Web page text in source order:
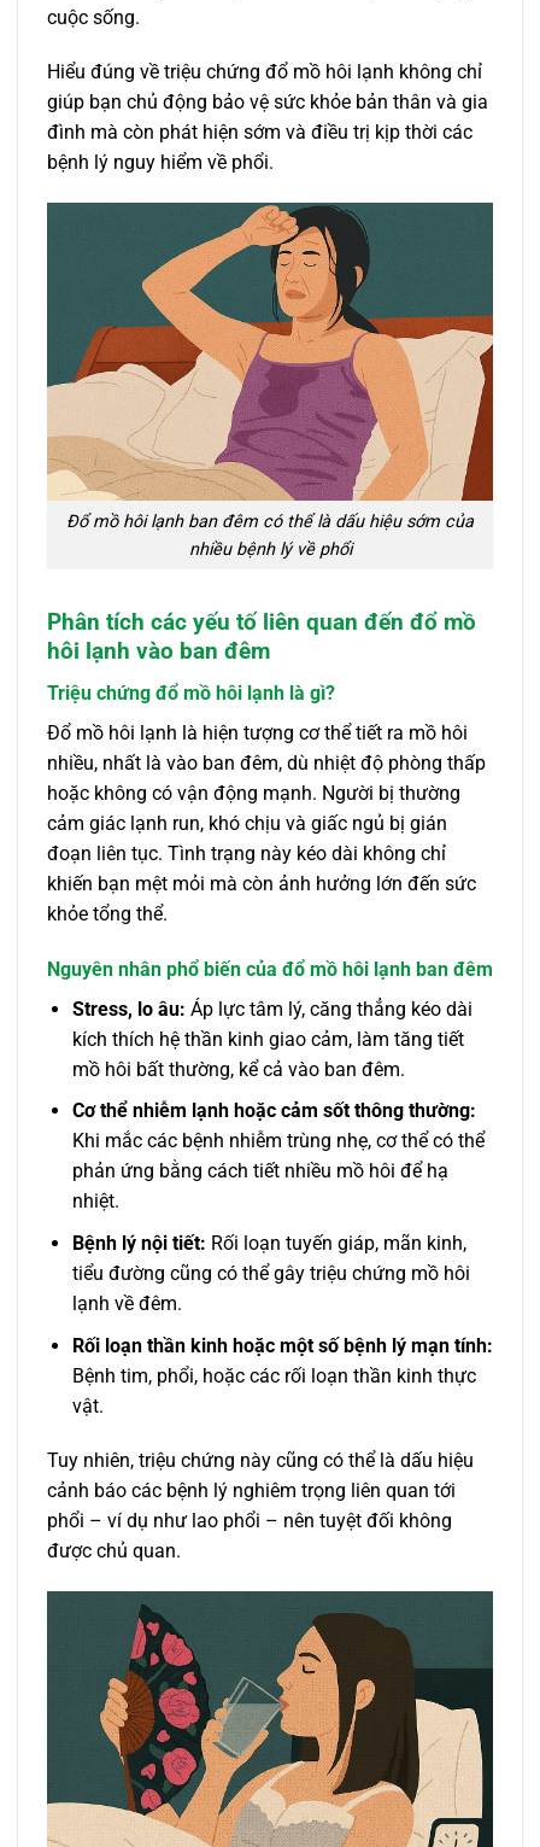
cuộc sống.
Hiểu đúng về triệu chứng đổ mồ hôi lạnh không chỉ
giúp bạn chủ động bảo vệ sức khỏe bản thân và gia
đình mà còn phát hiện sớm và điều trị kịp thời các
bệnh lý nguy hiểm về phổi.
Đổ mồ hôi lạnh ban đêm có thể là dấu hiệu sớm của
nhiều bệnh lý về phổi
Phân tích các yếu tố liên quan đến đổ mồ
hôi lạnh vào ban đêm
Triệu chứng đổ mồ hôi lạnh là gì?
Đổ mồ hôi lạnh là hiện tượng cơ thể tiết ra mồ hôi
nhiều, nhất là vào ban đêm, dù nhiệt độ phòng thấp
hoặc không có vận động mạnh. Người bị thường
cảm giác lạnh run, khó chịu và giấc ngủ bị gián
đoạn liên tục. Tình trạng này kéo dài không chỉ
khiến bạn mệt mỏi mà còn ảnh hưởng lớn đến sức
khỏe tổng thể.
Nguyên nhân phổ biến của đổ mồ hôi lạnh ban đêm
Stress, lo âu: Áp lực tâm lý, căng thẳng kéo dài
kích thích hệ thần kinh giao cảm, làm tăng tiết
mồ hôi bất thường, kể cả vào ban đêm.
Cơ thể nhiễm lạnh hoặc cảm sốt thông thường:
Khi mắc các bệnh nhiễm trùng nhẹ, cơ thể có thể
phản ứng bằng cách tiết nhiều mồ hôi để hạ
nhiệt.
Bệnh lý nội tiết: Rối loạn tuyến giáp, mãn kinh,
tiểu đường cũng có thể gây triệu chứng mồ hôi
lạnh về đêm.
Rối loạn thần kinh hoặc một số bệnh lý mạn tính:
Bệnh tim, phổi, hoặc các rối loạn thần kinh thực
vật.
Tuy nhiên, triệu chứng này cũng có thể là dấu hiệu
cảnh báo các bệnh lý nghiêm trọng liên quan tới
phổi – ví dụ như lao phổi – nên tuyệt đối không
được chủ quan.